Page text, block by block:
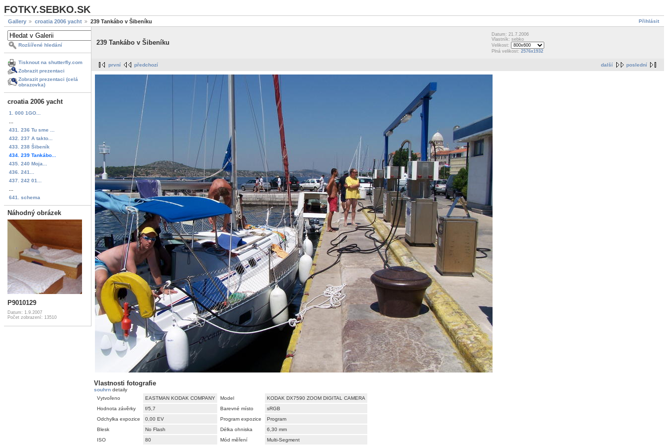
FOTKY.SEBKO.SK
Přihlásit
Gallery croatia 2006 yacht 239 Tankábo v Šibeníku
Rozšířené hledání
Tisknout na shutterfly.com
Zobrazit prezentaci
Zobrazit prezentaci (celá
obrazovka)
croatia 2006 yacht
1. 000 1GO...
431. 236 Tu sme ...
432. 237 A takto...
433. 238 Šibeník
434. 239 Tankábo...
435. 240 Moja...
436. 241...
437. 242 01...
641. schema
Náhodný obrázek
P9010129
Datum: 1.9.2007
Počet zobrazení: 13510
239 Tankábo v Šibeníku
Datum: 21.7.2006
Vlastník: sebko
Velikost:
Plná velikost: 2576x1932
další poslední
první předchozí
Vlastnosti fotografie
souhrn detaily
Vytvořeno
EASTMAN KODAK COMPANY Model
KODAK DX7590 ZOOM DIGITAL CAMERA
Hodnota závěrky
f/5,7 Barevné místo
sRGB
Odchylka expozice
0,00 EV Program expozice
Program
Blesk
No Flash Délka ohniska
6,30 mm
ISO
80 Mód měření Multi-Segment